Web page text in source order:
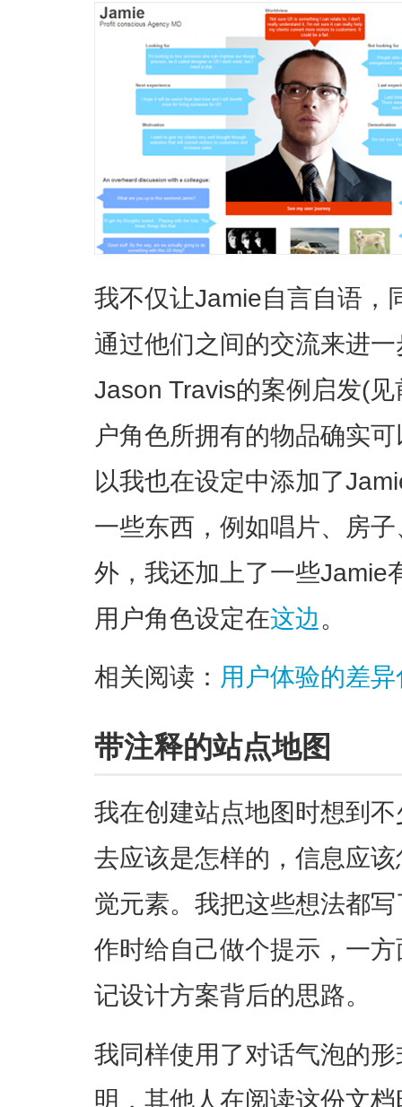
我不仅让Jamie自言自语，
通过他们之间的交流来进
Jason Travis的案例启发(
户角色所拥有的物品确实
以我也在设定中添加了
一些东西，例如唱片、房
外，我还加上了一些Jamie
用户角色设定在这边 。
相关阅读： 用户体验的差
带注释的站点地图
我在创建站点地图时想到
去应该是怎样的，信息应
觉元素。我把这些想法都
作时给自己做个提示，一
记设计方案背后的思路。
我同样使用了对话气泡的
明，其他人在阅读这份文